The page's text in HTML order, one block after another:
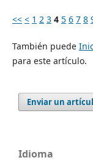
<< < 1 2 3 4 5 6 7 8
También puede
para este artículo.
Enviar un
Idioma